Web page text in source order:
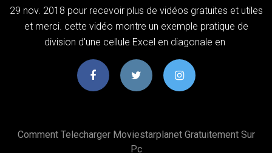
29 nov. 2018 pour recevoir plus de vidéos gratuites et utiles
et merci. cette vidéo montre un exemple pratique de
division d'une cellule Excel en diagonale en
Comment Telecharger Moviestarplanet Gratuitement Sur
Pc